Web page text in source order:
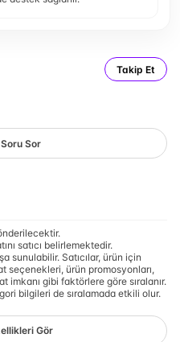
Takip Et
Sor
satıcı belirlemektedir.
sunulabilir. Satıcılar, ürün için
seçenekleri, ürün promosyonları,
imkanı gibi faktörlere göre sıralanır.
bilgileri de sıralamada etkili olur.
Gör